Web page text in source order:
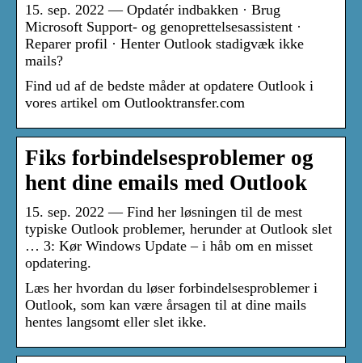
15. sep. 2022 — Opdatér indbakken · Brug
Microsoft Support- og genoprettelsesassistent ·
Reparer profil · Henter Outlook stadigvæk ikke
mails?
Find ud af de bedste måder at opdatere Outlook i
vores artikel om Outlooktransfer.com
Fiks forbindelsesproblemer og
hent dine emails med Outlook
15. sep. 2022 — Find her løsningen til de mest
typiske Outlook problemer, herunder at Outlook slet
… 3: Kør Windows Update – i håb om en misset
opdatering.
Læs her hvordan du løser forbindelsesproblemer i
Outlook, som kan være årsagen til at dine mails
hentes langsomt eller slet ikke.